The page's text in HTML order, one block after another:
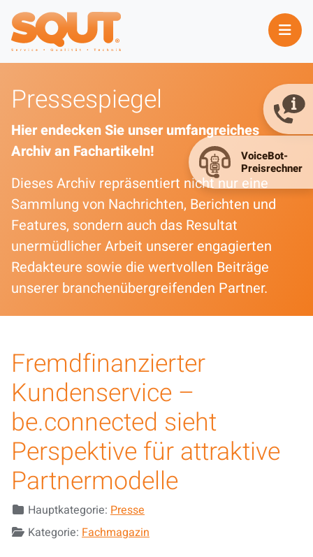
Pressespiegel
Hier endecken Sie unser umfangreiches
Archiv an Fachartikeln!
Dieses Archiv repräsentiert nicht nur eine
Sammlung von Nachrichten, Berichten und
Features, sondern auch das Resultat
unermüdlicher Arbeit unserer engagierten
Redakteure sowie die wertvollen Beiträge
unserer branchenübergreifenden Partner.
Fremdfinanzierter
Kundenservice –
be.connected sieht
Perspektive für attraktive
Partnermodelle
DetailsHauptkategorie: Presse
Kategorie: Fachmagazin